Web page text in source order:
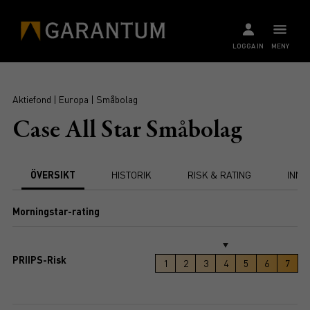
MENY
LOGGA IN
Aktiefond | Europa | Småbolag
Case All Star Småbolag
ÖVERSIKT HISTORIK RISK & RATING
Morningstar-rating
PRIIPS-Risk 1 2 3 4 5 6 7